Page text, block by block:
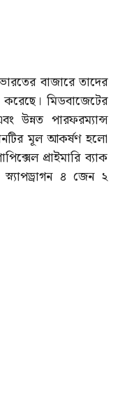
বাজারে তাদের
মিডবাজেটের
উন্নত পারফরম্যান্স
মূল আকর্ষণ হলো
প্রাইমারি ব্যাক
৪ জেন ২